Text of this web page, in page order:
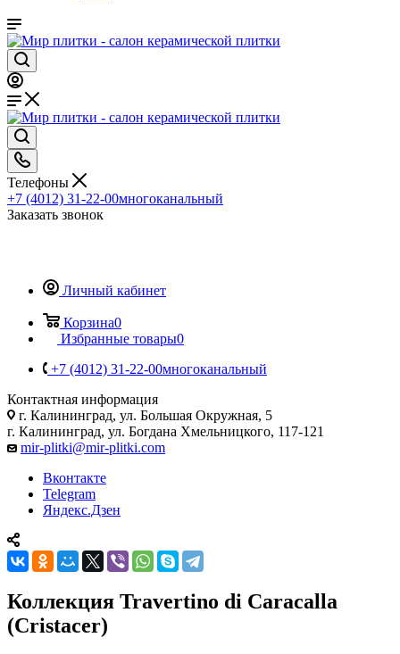
Телефоны
+7 (4012) 31-22-00многоканальный
Заказать звонок
Личный кабинет
Корзина0
Избранные товары0
+7 (4012) 31-22-00многоканальный
Контактная информация
г. Калининград, ул. Большая Окружная, 5
г. Калининград, ул. Богдана Хмельницкого, 117-121
mir-plitki@mir-plitki.com
Вконтакте
Telegram
Яндекс.Дзен
Коллекция Travertino di Caracalla
(Cristacer)